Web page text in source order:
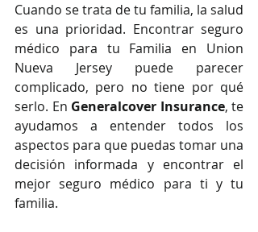
Cuando se trata de tu familia, la salud
es una prioridad. Encontrar seguro
médico para tu Familia en Union
Nueva Jersey puede parecer
complicado, pero no tiene por qué
serlo. En Generalcover Insurance, te
ayudamos a entender todos los
aspectos para que puedas tomar una
decisión informada y encontrar el
mejor seguro médico para ti y tu
familia.